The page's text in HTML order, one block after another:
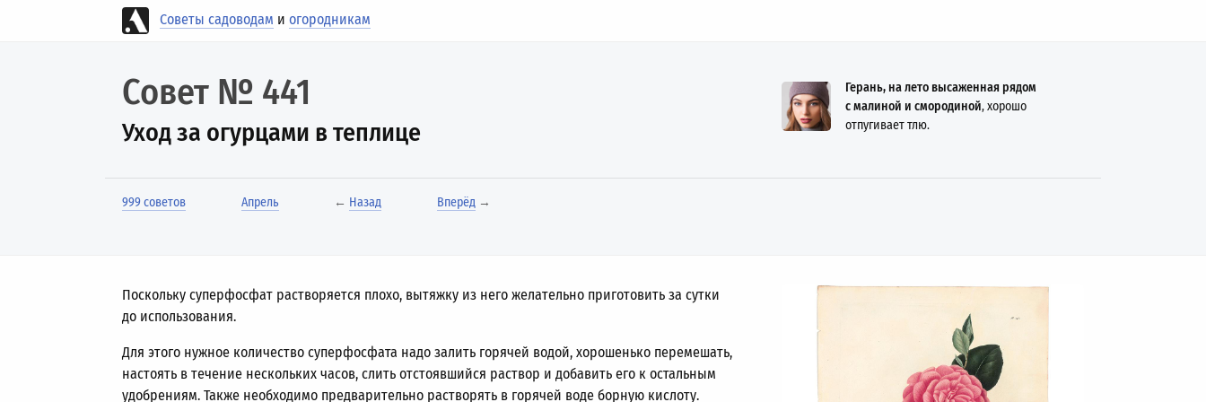
Советы садоводам иогородникам
Совет № 441
Уход за огурцами в теплице
Герань, на лето высаженная рядом
с малиной и смородиной, хорошо
отпугивает тлю.
999 советов Апрель ← Назад Вперёд→
Поскольку суперфосфат растворяется плохо, вытяжку из него желательно приготовить за сутки
до использования.
Для этого нужное количество суперфосфата надо залить горячей водой, хорошенько перемешать,
настоять в течение нескольких часов, слить отстоявшийся раствор и добавить его к остальным
удобрениям. Также необходимо предварительно растворять в горячей воде борную кислоту.